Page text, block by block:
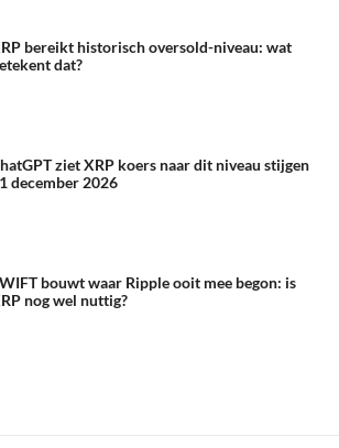
bereikt historisch oversold-niveau: wat
dat?
ziet XRP koers naar dit niveau stijgen
december 2026
bouwt waar Ripple ooit mee begon: is
nog wel nuttig?